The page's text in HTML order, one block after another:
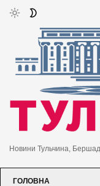
Новини Тульчина,
ГОЛОВНА